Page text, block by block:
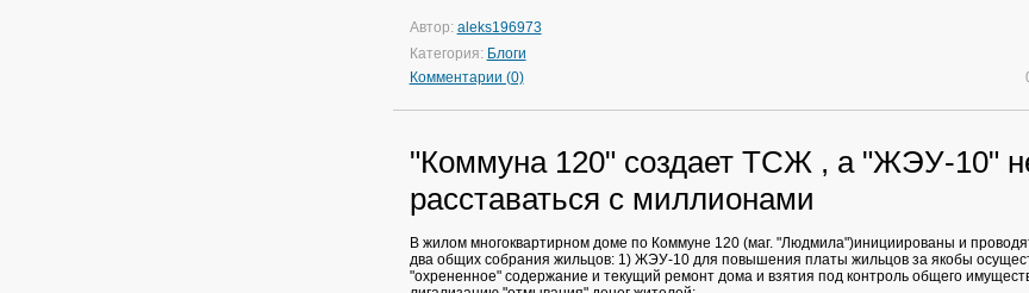
Автор: aleks196973
Категория: Блоги
Комментарии (0)
"Коммуна 120" создает ТСЖ , а "ЖЭУ-10"
расставаться с миллионами
В жилом многоквартирном доме по Коммуне 120 (маг. "Людмила")инициированы и
два общих собрания жильцов: 1) ЖЭУ-10 для повышения платы жильцов за якобы
"охрененное" содержание и текущий ремонт дома и взятия под контроль общего